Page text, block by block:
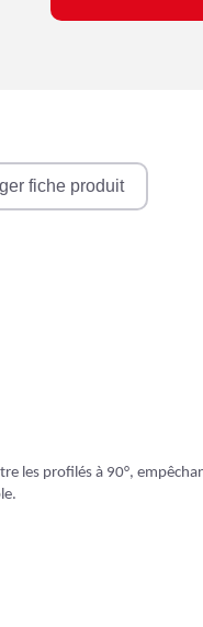
fiche produit
les profilés à 90°,